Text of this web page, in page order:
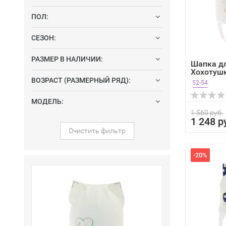
ПОЛ:
СЕЗОН:
РАЗМЕР В НАЛИЧИИ:
ВОЗРАСТ (РАЗМЕРНЫЙ РЯД):
МОДЕЛЬ:
Очистить фильтр
Шапка
в...
52-54
1 560 руб.
1 248
-20%